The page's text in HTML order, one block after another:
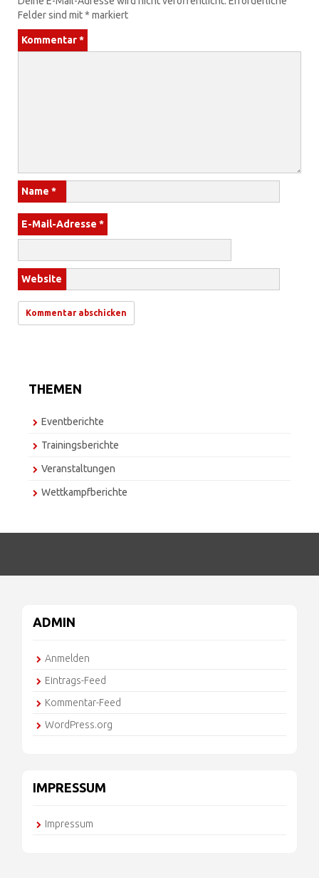
Felder sind mit* markiert
Kommentar*
Name *
E-Mail-Adresse *
Website
THEMEN
Eventberichte
Trainingsberichte
Veranstaltungen
Wettkampfberichte
ADMIN
Anmelden
Eintrags-Feed
Kommentar-Feed
WordPress.org
IMPRESSUM
Impressum